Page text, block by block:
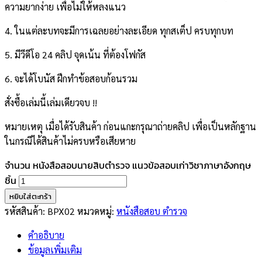
ความยากง่าย เพื่อไม่ให้หลงแนว
4. ในแต่ละบทจะมีการเฉลยอย่างละเอียด ทุกสเต็ป ครบทุกบท
5. มีวีดีโอ 24 คลิป จุดเน้น ที่ต้องโฟกัส
6. จะได้โบนัส ฝึกทำข้อสอบก้อนรวม
สั่งซื้อเล่มนี้เล่มเดียวจบ !!
หมายเหตุ เมื่อได้รับสินค้า ก่อนแกะกรุณาถ่ายคลิป เพื่อเป็นหลักฐาน
ในกรณีได้สินค้าไม่ครบหรือเสียหาย
จำนวน หนังสือสอบนายสิบตำรวจ แนวข้อสอบเก่าวิชาภาษาอังกฤษ
ชิ้น
หยิบใส่ตะกร้า
รหัสสินค้า: BPX02 หมวดหมู่: หนังสือสอบ ตำรวจ
คำอธิบาย
ข้อมูลเพิ่มเติม